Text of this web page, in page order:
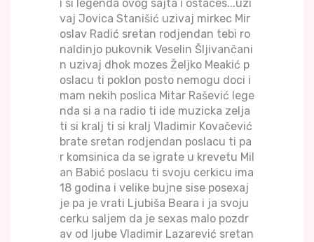
i si legenda ovog sajta i ostaces...uzi
vaj Jovica Stanišić uzivaj mirkec Mir
oslav Radić sretan rodjendan tebi ro
naldinjo pukovnik Veselin Šljivančani
n uzivaj dhok mozes Željko Meakić p
oslacu ti poklon posto nemogu doci i
mam nekih poslica Mitar Rašević lege
nda si a na radio ti ide muzicka zelja
ti si kralj ti si kralj Vladimir Kovačević
brate sretan rodjendan poslacu ti pa
r komsinica da se igrate u krevetu Mil
an Babić poslacu ti svoju cerkicu ima
18 godina i velike bujne sise posexaj
je pa je vrati Ljubiša Beara i ja svoju
cerku saljem da je sexas malo pozdr
av od ljube Vladimir Lazarević sretan